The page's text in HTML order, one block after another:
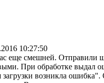
10:27:50
еще смешней. Отправили
При обработке выдал
загрузки возникла